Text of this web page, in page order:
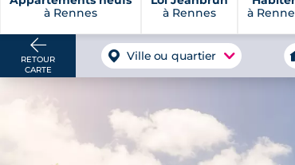
à Rennes
à Rennes
à
RETOUR
CARTE
Ville ou quartier